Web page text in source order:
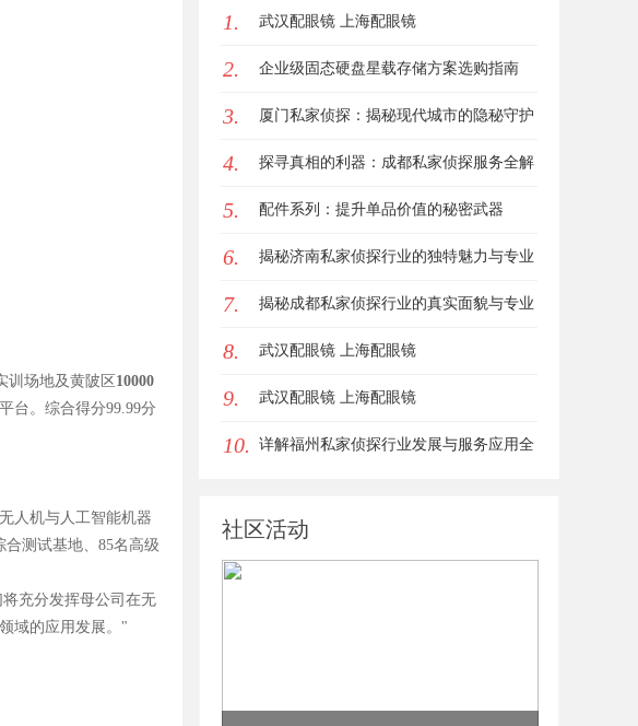
训场地及黄陂区10000
台。综合得分99.99分
人机与人工智能机器
测试基地、85名高级
充分发挥母公司在无
域的应用发展。"
1. 武汉配眼镜 上海配眼镜
2. 企业级固态硬盘星载存储方案选购指南
3. 厦门私家侦探：揭秘现代城市的隐秘守护
者
4. 探寻真相的利器：成都私家侦探服务全解
析
5. 配件系列：提升单品价值的秘密武器
6. 揭秘济南私家侦探行业的独特魅力与专业
服务
7. 揭秘成都私家侦探行业的真实面貌与专业
服务
8. 武汉配眼镜 上海配眼镜
9. 武汉配眼镜 上海配眼镜
10. 详解福州私家侦探行业发展与服务应用全
社区活动